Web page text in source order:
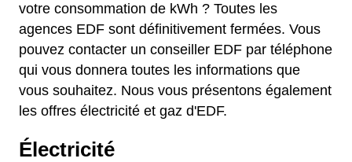
votre consommation de kWh ? Toutes les
agences EDF sont définitivement fermées. Vous
pouvez contacter un conseiller EDF par téléphone
qui vous donnera toutes les informations que
vous souhaitez. Nous vous présentons également
les offres électricité et gaz d'EDF.
Électricité